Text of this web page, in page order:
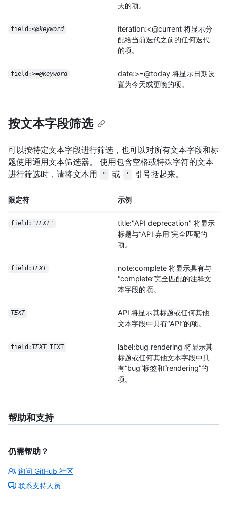
天的项。
field:<@keyword
iteration:<@current 将显示分
配给当前迭代之前的任何迭代
的项。
field:>=@keyword
date:>=@today 将显示日期设
置为今天或更晚的项。
按文本字段筛选
可以按特定文本字段进行筛选，也可以对所有文本字段和标
题使用通用文本筛选器。 使用包含空格或特殊字符的文本
进行筛选时，请将文本用
" 或 ' 引号括起来。
限定符 示例
field:"TEXT"
title:"API deprecation" 将显示
标题与“API 弃用”完全匹配的
项。
field: TEXT
note:complete 将显示具有与
“complete”完全匹配的注释文
本字段的项。
TEXT
API 将显示其标题或任何其他
文本字段中具有“API”的项。
field: TEXT TEXT
label:bug rendering 将显示其
标题或任何其他文本字段中具
有“bug”标签和“rendering”的
项。
帮助和支持
仍需帮助？
询问 GitHub 社区
联系支持人员